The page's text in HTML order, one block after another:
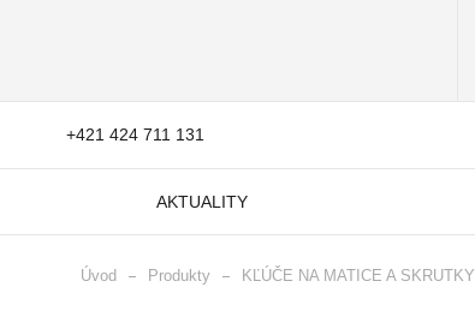
+421 424 711 131
AKTUALITY
Úvod Produkty KĽÚČE NA MATICE A SKRUTKY